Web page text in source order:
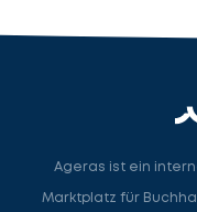
Ageras ist ein
Marktplatz für